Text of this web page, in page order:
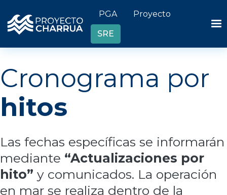
Header links
PGA Proyecto
SRE
Cronograma por
hitos
Las fechas específicas se informarán
mediante “Actualizaciones por
hito” y comunicados. La operación
en mar se realiza dentro de la